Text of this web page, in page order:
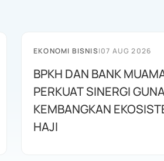
EKONOMI BISNIS|07 AUG 2026
BPKH DAN BANK
PERKUAT SINERGI
KEMBANGKAN
HAJI